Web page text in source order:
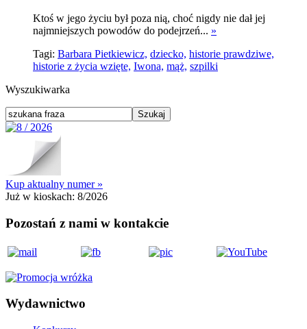
Ktoś w jego życiu był poza nią, choć nigdy nie dał jej
najmniejszych powodów do podejrzeń... »
Tagi: Barbara Pietkiewicz, dziecko, historie prawdziwe,
historie z życia wzięte, Iwona, mąż, szpilki
Wyszukiwarka
Kup aktualny numer »
Już w kioskach: 8/2026
Pozostań z nami w kontakcie
Wydawnictwo